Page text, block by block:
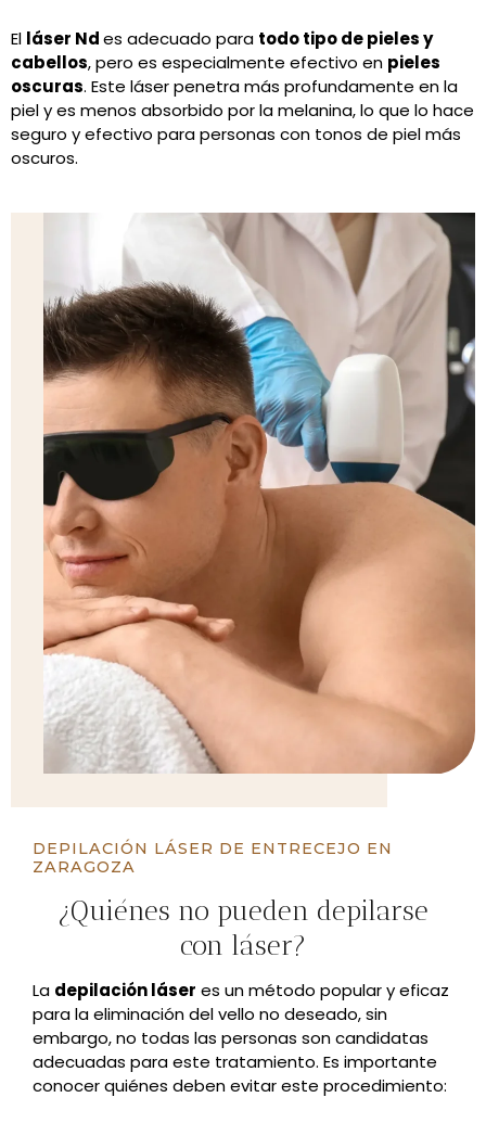
El láser Ndes adecuado para todo tipo de pieles y
cabellos, pero es especialmente efectivo en pieles
oscuras. Este láser penetra más profundamente en la
piel y es menos absorbido por la melanina, lo que lo hace
seguro y efectivo para personas con tonos de piel más
oscuros.
DEPILACIÓN LÁSER DE ENTRECEJO EN
ZARAGOZA
¿Quiénes no pueden depilarse
con láser?
La depilación láser es un método popular y eficaz
para la eliminación del vello no deseado, sin
embargo, no todas las personas son candidatas
adecuadas para este tratamiento. Es importante
conocer quiénes deben evitar este procedimiento: